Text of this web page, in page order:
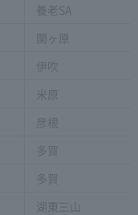
養老SA
関ヶ原
伊吹
米原
彦根
多賀
多賀
湖東三山